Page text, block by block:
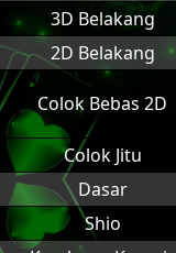
3D Belakang
2D Belakang
Colok Bebas 2D
Colok Jitu
Dasar
Shio